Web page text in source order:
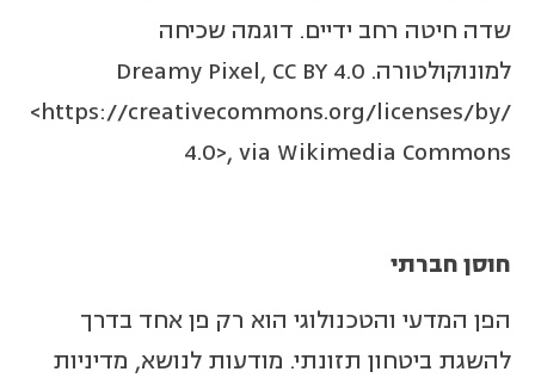
שדה חיטה רחב ידיים. דוגמה שכיחה
למונוקולטורה. Dreamy Pixel, CC BY 4.0
<https://creativecommons.org/licenses/by/
4.0>, via Wikimedia Commons
חוסן חברתי
הפן המדעי והטכנולוגי הוא רק פן אחד בדרך
להשגת ביטחון תזונתי. מודעות לנושא, מדיניות